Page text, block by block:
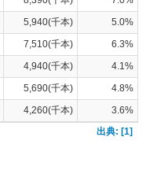
5,940(千本)
5.0%
7,510(千本)
6.3%
4,940(千本)
4.1%
5,690(千本)
4.8%
4,260(千本)
3.6%
出典: [1]